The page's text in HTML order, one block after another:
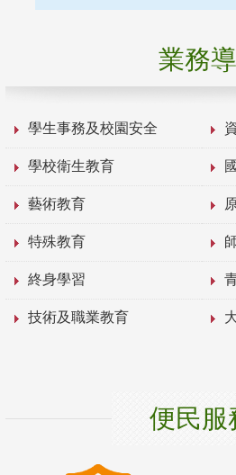
業務
學生事務及校園安全
學校衛生教育
藝術教育
特殊教育
終身學習
技術及職業教育
便民服